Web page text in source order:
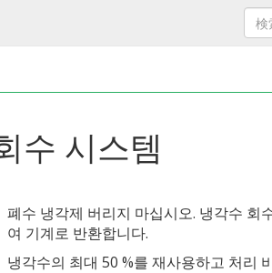
수 시스템
폐수 냉각제 버리지 마십시오. 냉각수 회
여 기계로 반환합니다.
냉각수의 최대 50 %를 재사용하고 처리